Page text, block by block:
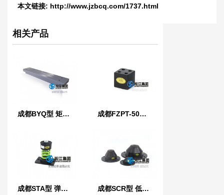
行
本文链接: http://www.jzbcq.com/1737.html
相关产品
成都BYQ型 矩阵式弹簧减振器 成都FZPT-50型浮筑平台橡胶隔振隔声垫
成都STA型 弹簧减振器 成都SCR型 低频橡胶减振器